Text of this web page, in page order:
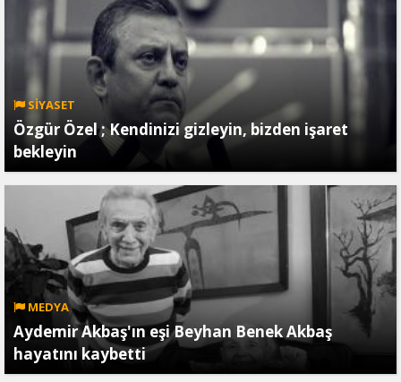
SİYASET
Özgür Özel ; Kendinizi gizleyin, bizden işaret
bekleyin
MEDYA
Aydemir Akbaş'ın eşi Beyhan Benek Akbaş
hayatını kaybetti